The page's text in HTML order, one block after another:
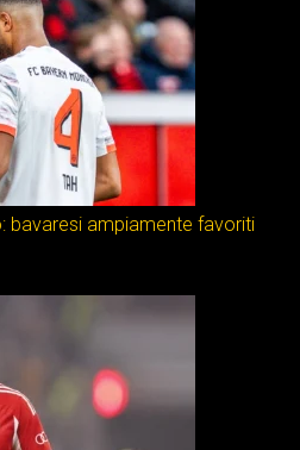
bavaresi ampiamente favoriti